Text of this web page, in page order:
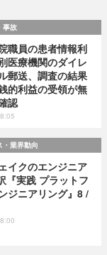
事故
職員の患者情報利
医療機関のダイレ
郵送、調査の結果
的利益の受領が無
認
・業界動向
イクのエンジニア
『実践 プラットフ
ジニアリング』8 /